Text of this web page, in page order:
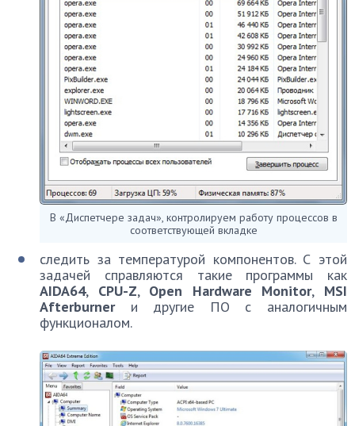
В «Диспетчере задач», контролируем работу процессов в
соответствующей вкладке
следить за температурой компонентов. С этой
задачей справляются такие программы как
AIDA64, CPU-Z, Open Hardware Monitor, MSI
Afterburnerи другие ПО с аналогичным
функционалом.